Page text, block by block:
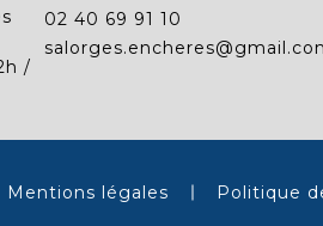
/
02 40 69 91 10
Mentions légales Politique